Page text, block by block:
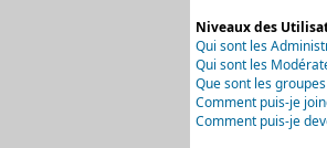
Niveaux des
Qui sont les
Qui sont les
Que sont les
Comment puis-je
Comment puis-je